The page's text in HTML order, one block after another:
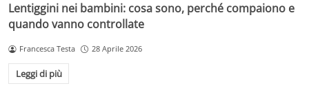
Lentiggini nei bambini: cosa sono, perché compaiono e
quando vanno controllate
Francesca Testa 28 Aprile 2026
Leggi di più